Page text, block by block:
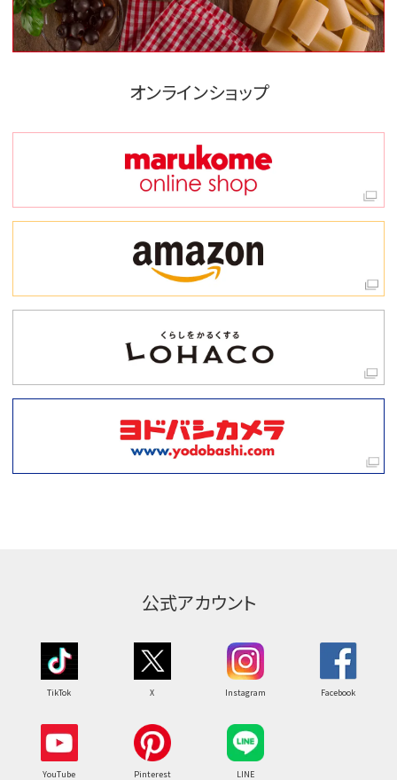
オンラインショップ
公式アカウント
TikTok X Instagram Facebook
YouTube Pinterest LINE